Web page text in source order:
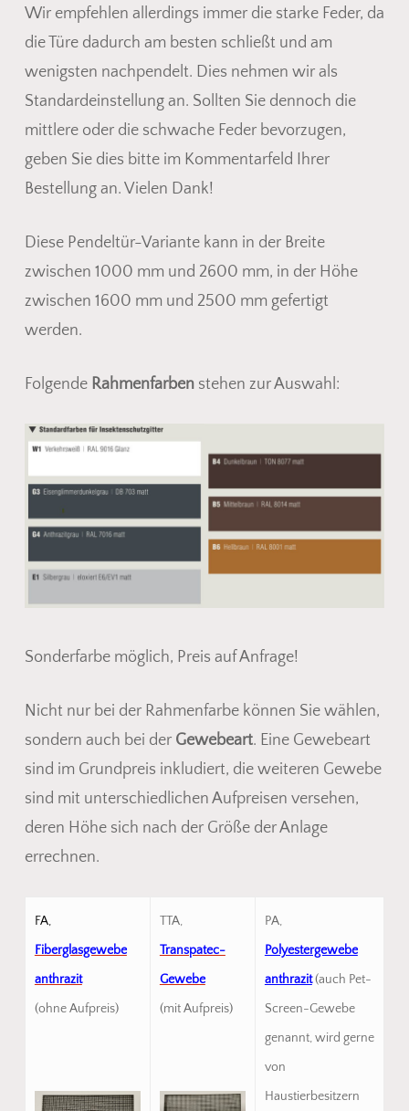
Wir empfehlen allerdings immer die starke Feder, da
die Türe dadurch am besten schließt und am
wenigsten nachpendelt. Dies nehmen wir als
Standardeinstellung an. Sollten Sie dennoch die
mittlere oder die schwache Feder bevorzugen,
geben Sie dies bitte im Kommentarfeld Ihrer
Bestellung an. Vielen Dank!
Diese Pendeltür-Variante kann in der Breite
zwischen 1000 mm und 2600 mm, in der Höhe
zwischen 1600 mm und 2500 mm gefertigt
werden.
Folgende Rahmenfarbenstehen zur Auswahl:
Sonderfarbe möglich, Preis auf Anfrage!
Nicht nur bei der Rahmenfarbe können Sie wählen,
sondern auch bei der Gewebeart. Eine Gewebeart
sind im Grundpreis inkludiert, die weiteren Gewebe
sind mit unterschiedlichen Aufpreisen versehen,
deren Höhe sich nach der Größe der Anlage
errechnen.
FA,
Fiberglasgewebe
anthrazit
(ohne Aufpreis)
TTA,
Transpatec-
Gewebe
(mit Aufpreis)
PA,
Polyestergewebe
anthrazit(auch Pet-
Screen-Gewebe
genannt, wird gerne
von
Haustierbesitzern